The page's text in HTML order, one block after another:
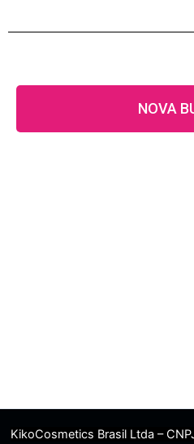
NOVA
KikoCosmetics Brasil Ltda –